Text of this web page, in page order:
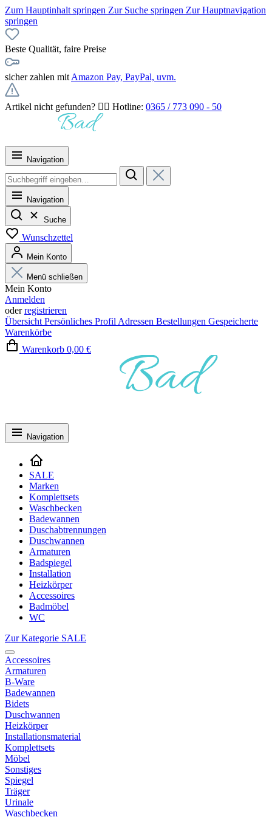
Zum Hauptinhalt springen Zur Suche springen Zur Hauptnavigation
springen
Beste Qualität, faire Preise
sicher zahlen mit Amazon Pay, PayPal, uvm.
Artikel nicht gefunden? 👉🏻 Hotline: 0365 / 773 090 - 50
Navigation
Navigation
Suche
Wunschzettel
Mein Konto
Menü schließen
Mein Konto
Anmelden
oderregistrieren
Übersicht Persönliches Profil Adressen Bestellungen Gespeicherte
Warenkörbe
Warenkorb 0,00 €
Navigation
SALE
Marken
Komplettsets
Waschbecken
Badewannen
Duschabtrennungen
Duschwannen
Armaturen
Badspiegel
Installation
Heizkörper
Accessoires
Badmöbel
WC
Zur Kategorie SALE
Accessoires
Armaturen
B-Ware
Badewannen
Bidets
Duschwannen
Heizkörper
Installationsmaterial
Komplettsets
Möbel
Sonstiges
Spiegel
Träger
Urinale
Waschbecken